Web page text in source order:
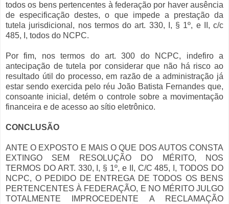
todos os bens pertencentes à federação por haver ausência
de especificação destes, o que impede a prestação da
tutela jurisdicional, nos termos do art. 330, I, § 1º, e II, c/c
485, I, todos do NCPC.
Por fim, nos termos do art. 300 do NCPC, indefiro a
antecipação de tutela por considerar que não há risco ao
resultado útil do processo, em razão de a administração já
estar sendo exercida pelo réu João Batista Fernandes que,
consoante inicial, detém o controle sobre a movimentação
financeira e de acesso ao sítio eletrônico.
CONCLUSÃO
ANTE O EXPOSTO E MAIS O QUE DOS AUTOS CONSTA
EXTINGO SEM RESOLUÇÃO DO MÉRITO, NOS
TERMOS DO ART. 330, I, § 1º, e II, C/C 485, I, TODOS DO
NCPC, O PEDIDO DE ENTREGA DE TODOS OS BENS
PERTENCENTES À FEDERAÇÃO, E NO MÉRITO JULGO
TOTALMENTE IMPROCEDENTE A RECLAMAÇÃO